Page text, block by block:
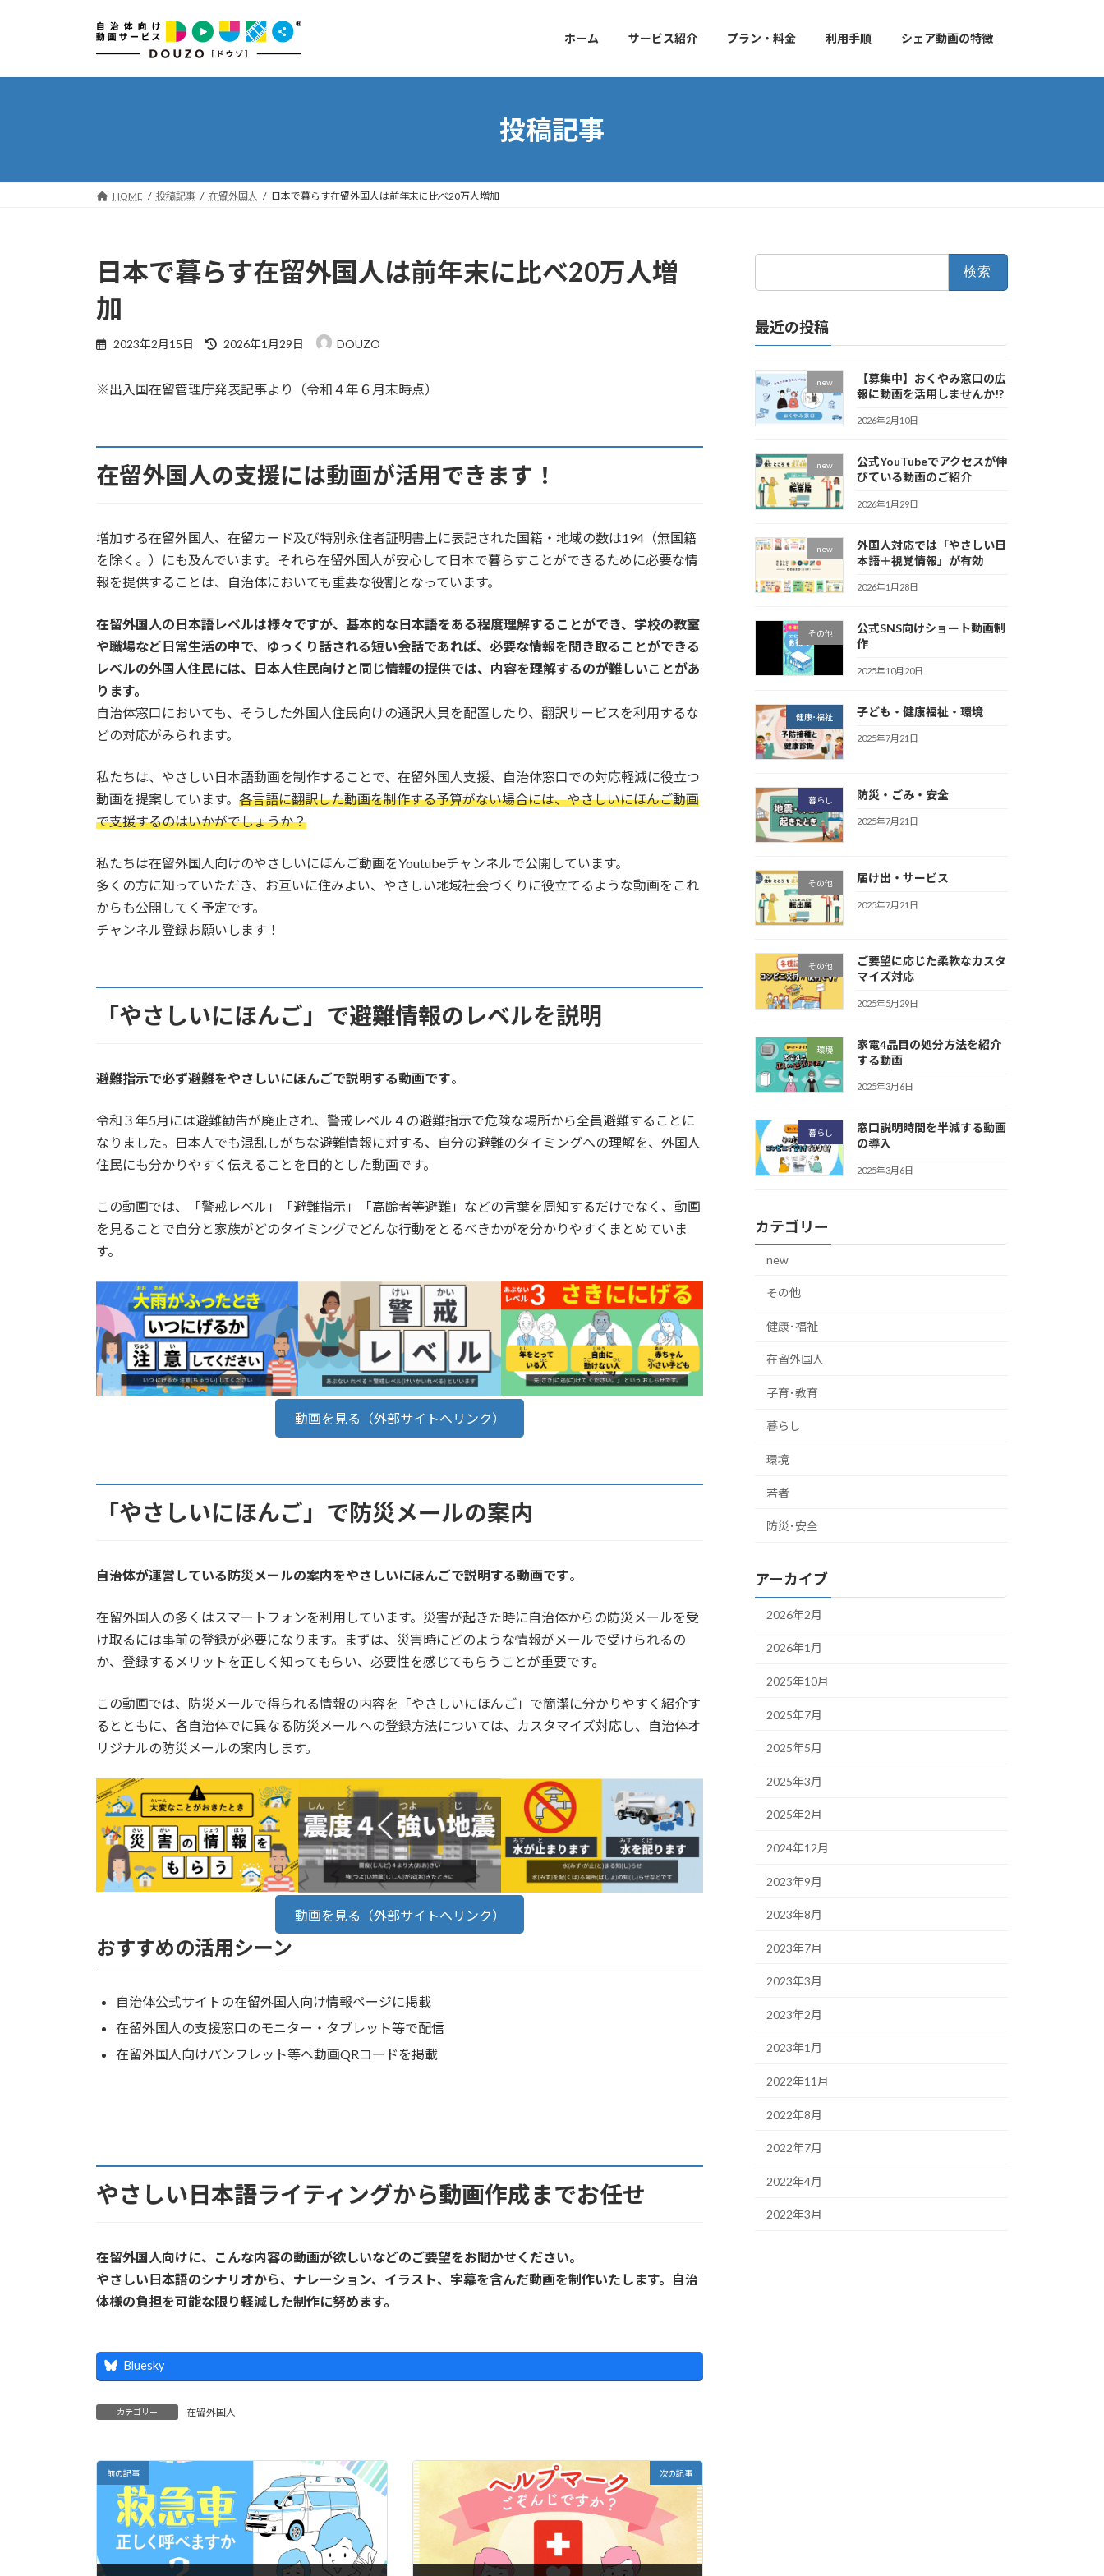
プ
動
ホーム サービス紹介 プラン・料金 利用手順 シェア動画の特徴
投稿記事
HOME 投稿記事 在留外国人 日本で暮らす在留外国人は前年末に比べ20万人増加
日本で暮らす在留外国人は前年末に比べ20万人増
加
2023年2月15日
最
新
2026年1月29日 DOUZO
※出入国在留管理庁発表記事より（令和４年６月末時点）
在留外国人の支援には動画が活用できます！
増加する在留外国人、在留カード及び特別永住者証明書上に表記された国籍・地域の数は194（無国籍
を除く。）にも及んでいます。それら在留外国人が安心して日本で暮らすことができるために必要な情
報を提供することは、自治体においても重要な役割となっています。
在留外国人の日本語レベルは様々ですが、基本的な日本語をある程度理解することができ、学校の教室
や職場など日常生活の中で、ゆっくり話される短い会話であれば、必要な情報を聞き取ることができる
レベルの外国人住民には、日本人住民向けと同じ情報の提供では、内容を理解するのが難しいことがあ
ります。
自治体窓口においても、そうした外国人住民向けの通訳人員を配置したり、翻訳サービスを利用するな
どの対応がみられます。
私たちは、やさしい日本語動画を制作することで、在留外国人支援、自治体窓口での対応軽減に役立つ
動画を提案しています。 各言語に翻訳した動画を制作する予算がない場合には、やさしいにほんご動画
で支援するのはいかがでしょうか？
私たちは在留外国人向けのやさしいにほんご動画をYoutubeチャンネルで公開しています。
多くの方に知っていただき、お互いに住みよい、やさしい地域社会づくりに役立てるような動画をこれ
からも公開してく予定です。
チャンネル登録お願いします！
「やさしいにほんご」で避難情報のレベルを説明
避難指示で必ず避難をやさしいにほんごで説明する動画です。
令和３年5月には避難勧告が廃止され、警戒レベル４の避難指示で危険な場所から全員避難することに
なりました。日本人でも混乱しがちな避難情報に対する、自分の避難のタイミングへの理解を、外国人
住民にも分かりやすく伝えることを目的とした動画です。
この動画では、「警戒レベル」「避難指示」「高齢者等避難」などの言葉を周知するだけでなく、動画
を見ることで自分と家族がどのタイミングでどんな行動をとるべきかがを分かりやすくまとめていま
す。
動画を見る（外部サイトへリンク）
「やさしいにほんご」で防災メールの案内
自治体が運営している防災メールの案内をやさしいにほんごで説明する動画です。
在留外国人の多くはスマートフォンを利用しています。災害が起きた時に自治体からの防災メールを受
け取るには事前の登録が必要になります。まずは、災害時にどのような情報がメールで受けられるの
か、登録するメリットを正しく知ってもらい、必要性を感じてもらうことが重要です。
この動画では、防災メールで得られる情報の内容を「やさしいにほんご」で簡潔に分かりやすく紹介す
るとともに、各自治体でに異なる防災メールへの登録方法については、カスタマイズ対応し、自治体オ
リジナルの防災メールの案内します。
動画を見る（外部サイトへリンク）
おすすめの活用シーン
自治体公式サイトの在留外国人向け情報ページに掲載
在留外国人の支援窓口のモニター・タブレット等で配信
在留外国人向けパンフレット等へ動画QRコードを掲載
やさしい日本語ライティングから動画作成までお任せ
在留外国人向けに、こんな内容の動画が欲しいなどのご要望をお聞かせください。
やさしい日本語のシナリオから、ナレーション、イラスト、字幕を含んだ動画を制作いたします。自治
体様の負担を可能な限り軽減した制作に努めます。
Bluesky
カテゴリー 在留外国人
前の記事 次の記事
最近の投稿
new
【募集中】おくやみ窓口の広
報に動画を活用しませんか!?
2026年2月10日
new
公式YouTubeでアクセスが伸
びている動画のご紹介
2026年1月29日
new
外国人対応では「やさしい日
本語＋視覚情報」が有効
2026年1月28日
その他
公式SNS向けショート動画制
作
2025年10月20日
健康･福祉 子ども・健康福祉・環境
2025年7月21日
暮らし 防災・ごみ・安全
2025年7月21日
その他 届け出・サービス
2025年7月21日
その他
ご要望に応じた柔軟なカスタ
マイズ対応
2025年5月29日
環境
家電4品目の処分方法を紹介
する動画
2025年3月6日
暮らし
窓口説明時間を半減する動画
の導入
2025年3月6日
カテゴリー
new
その他
健康･福祉
在留外国人
子育･教育
暮らし
環境
若者
防災･安全
アーカイブ
2026年2月
2026年1月
2025年10月
2025年7月
2025年5月
2025年3月
2025年2月
2024年12月
2023年9月
2023年8月
2023年7月
2023年3月
2023年2月
2023年1月
2022年11月
2022年8月
2022年7月
2022年4月
2022年3月